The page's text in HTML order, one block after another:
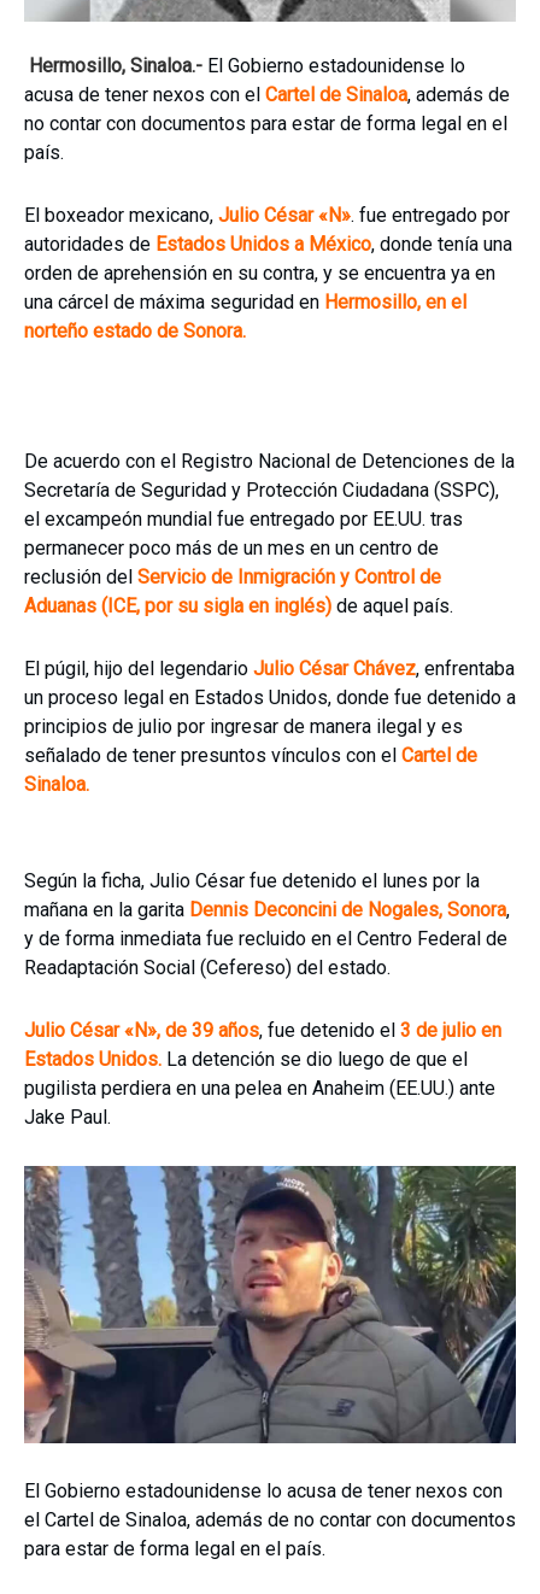
Hermosillo, Sinaloa.- El Gobierno estadounidense lo
acusa de tener nexos con el Cartel de Sinaloa, además de
no contar con documentos para estar de forma legal en el
país.
El boxeador mexicano, Julio César «N». fue entregado por
autoridades de Estados Unidos a México, donde tenía una
orden de aprehensión en su contra, y se encuentra ya en
una cárcel de máxima seguridad en Hermosillo, en el
norteño estado de Sonora.
De acuerdo con el Registro Nacional de Detenciones de la
Secretaría de Seguridad y Protección Ciudadana (SSPC),
el excampeón mundial fue entregado por EE.UU. tras
permanecer poco más de un mes en un centro de
reclusión del Servicio de Inmigración y Control de
Aduanas (ICE, por su sigla en inglés) de aquel país.
El púgil, hijo del legendario Julio César Chávez, enfrentaba
un proceso legal en Estados Unidos, donde fue detenido a
principios de julio por ingresar de manera ilegal y es
señalado de tener presuntos vínculos con el Cartel de
Sinaloa.
Según la ficha, Julio César fue detenido el lunes por la
mañana en la garita Dennis Deconcini de Nogales, Sonora,
y de forma inmediata fue recluido en el Centro Federal de
Readaptación Social (Cefereso) del estado.
Julio César «N», de 39 años, fue detenido el 3 de julio en
Estados Unidos. La detención se dio luego de que el
pugilista perdiera en una pelea en Anaheim (EE.UU.) ante
Jake Paul.
El Gobierno estadounidense lo acusa de tener nexos con
el Cartel de Sinaloa, además de no contar con documentos
para estar de forma legal en el país.